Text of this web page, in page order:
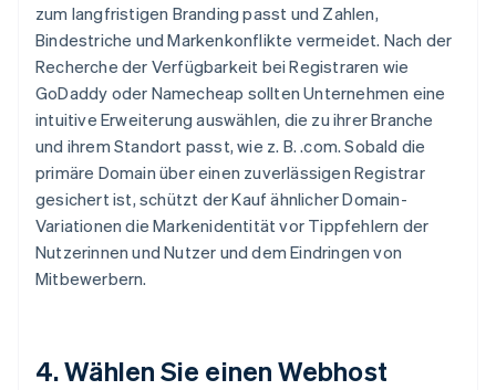
zum langfristigen Branding passt und Zahlen,
Bindestriche und Markenkonflikte vermeidet. Nach der
Recherche der Verfügbarkeit bei Registraren wie
GoDaddy oder Namecheap sollten Unternehmen eine
intuitive Erweiterung auswählen, die zu ihrer Branche
und ihrem Standort passt, wie z. B. .com. Sobald die
primäre Domain über einen zuverlässigen Registrar
gesichert ist, schützt der Kauf ähnlicher Domain-
Variationen die Markenidentität vor Tippfehlern der
Nutzerinnen und Nutzer und dem Eindringen von
Mitbewerbern.
4. Wählen Sie einen Webhost